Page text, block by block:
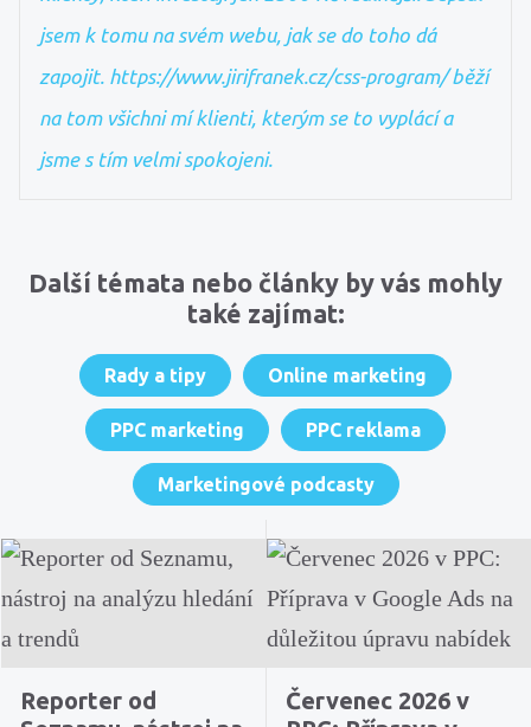
jsem k tomu na svém webu, jak se do toho dá
zapojit. https://www.jirifranek.cz/css-program/ běží
na tom všichni mí klienti, kterým se to vyplácí a
jsme s tím velmi spokojeni.
Další témata nebo články by vás mohly
také zajímat:
Rady a tipy Online marketing
PPC marketing PPC reklama
Marketingové podcasty
Reporter od
Červenec 2026 v